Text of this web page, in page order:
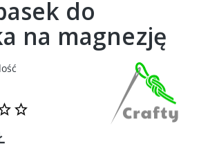
do
na magnezję